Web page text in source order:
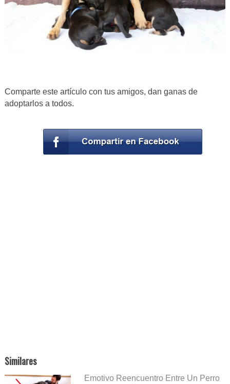
Comparte este artículo con tus amigos, dan ganas de
adoptarlos a todos.
Similares
Emotivo Reencuentro Entre Un Perro